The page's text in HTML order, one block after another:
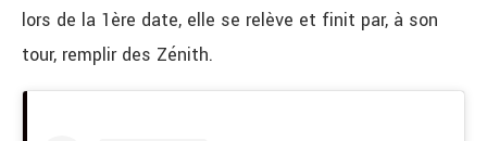
lors de la 1ère date, elle se relève et finit par, à son
tour, remplir des Zénith.